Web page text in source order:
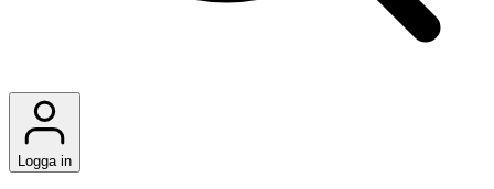
Logga in